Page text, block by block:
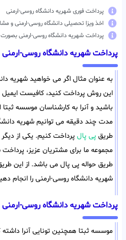
پرداخت فوری شهریه دانشگاه روسی-ارمنی
اخذ ویزا تحصیلی دانشگاه روسی-ارمنی و
پرداخت شهریه دانشگاه روسی-ارمنی
پرداخت شهریه دانشگاه روسی-ارمنی
به عنوان مثال اگر می خواهید شهریه
این روش پرداخت کنید، کافیست ایمیل
باشید و آنرا به کارشناسان موسسه
مدت چند دقیقه می توانیم شهریه
طریق پی پال پرداخت کنیم. یکی از
مجموعه ما برای مشتریان عزیز،
طریق حواله پی پال می باشد. از این
شهریه دانشگاه روسی-ارمنی را انجام
پرداخت شهریه دانشگاه روسی-
موسسه ثبتا همچنین تونایی آنرا